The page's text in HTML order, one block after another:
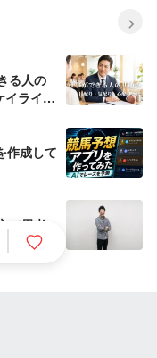
る人の
イライ
作成して
で思考